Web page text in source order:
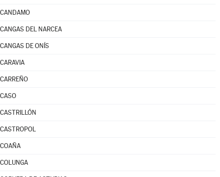
CANDAMO
CANGAS DEL NARCEA
CANGAS DE ONÍS
CARAVIA
CARREÑO
CASO
CASTRILLÓN
CASTROPOL
COAÑA
COLUNGA